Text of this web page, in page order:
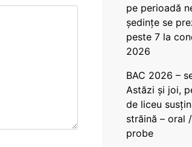
pe perioadă
ședințe se
peste 7 la
2026
BAC 2026 –
Astăzi și joi,
de liceu
străină – oral
probe